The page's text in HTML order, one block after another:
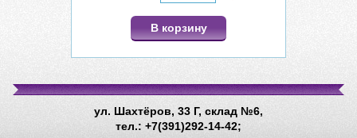
В корзину
ул. Шахтёров, 33 Г, склад №6,
тел.: +7(391)292-14-42;